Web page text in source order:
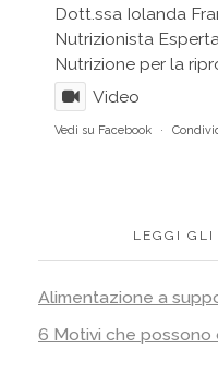
Dott.ssa Iolanda
Nutrizionista
Nutrizione per la
Video
Vedi su Facebook ·
LEGGI
Alimentazione a
6 Motivi che possono